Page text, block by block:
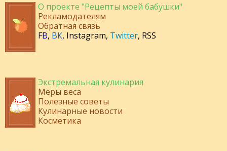
О проекте "Рецепты моей бабушки"
Рекламодателям
Обратная связь
FB, ВК, Instagram, Twitter, RSS
Экстремальная кулинария
Меры веса
Полезные советы
Кулинарные новости
Косметика